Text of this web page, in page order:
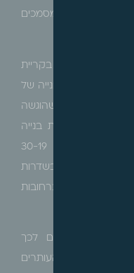
ובפרט המסמכים
פינוי-בינוי בקריית
ים בסמיכות לחוף הים בשטח של כ-115 דונם, הכוללת בנייה של
דיור במקום 452 יחידות דיור הקיימות, שהוגשה
ים. התוכנית כוללת בנייה
מרקמית עד 10 קומות ומגדלים בגבהים משתנים בין 30-19
קומת הקרקע בשדרות
הקרקע ברחובות
העותרים טענו, כי בתכנית נפלו 5 כשלים המביאים לכך
קיצוני. העותרים